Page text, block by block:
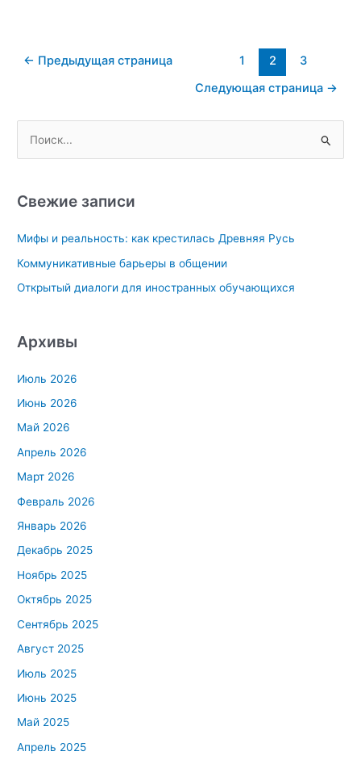
прошла
УМВД
Постраничная
← Предыдущая страница 1 2
3
Следующая страница →
с
:
Свежие записи
Мифы и реальность: как крестилась Древняя Русь
Коммуникативные барьеры в общении
Открытый диалоги для иностранных обучающихся
Архивы
Июль 2026
Июнь 2026
Май 2026
Апрель 2026
Март 2026
Февраль 2026
Январь 2026
Декабрь 2025
Ноябрь 2025
Октябрь 2025
Сентябрь 2025
Август 2025
Июль 2025
Июнь 2025
Май 2025
Апрель 2025